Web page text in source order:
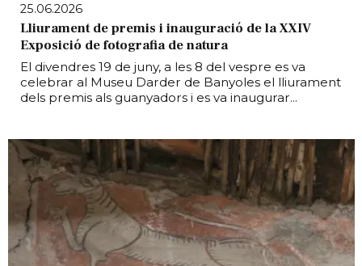
25.06.2026
Lliurament de premis i inauguració de la XXIV
Exposició de fotografia de natura
El divendres 19 de juny, a les 8 del vespre es va
celebrar al Museu Darder de Banyoles el lliurament
dels premis als guanyadors i es va inaugurar...